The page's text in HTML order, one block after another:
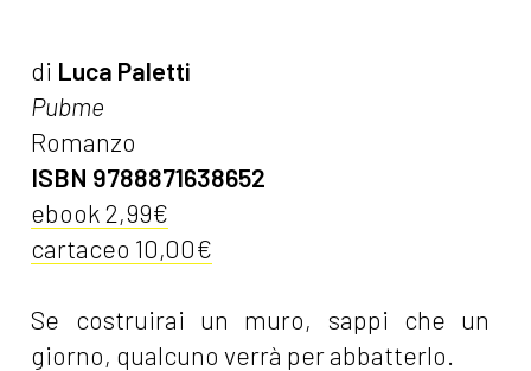
di Luca Paletti
Pubme
Romanzo
ISBN 9788871638652
ebook 2,99€
cartaceo 10,00€
Se costruirai un muro, sappi che un
giorno, qualcuno verrà per abbatterlo.